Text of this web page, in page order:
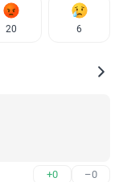
20 6
+0 –0